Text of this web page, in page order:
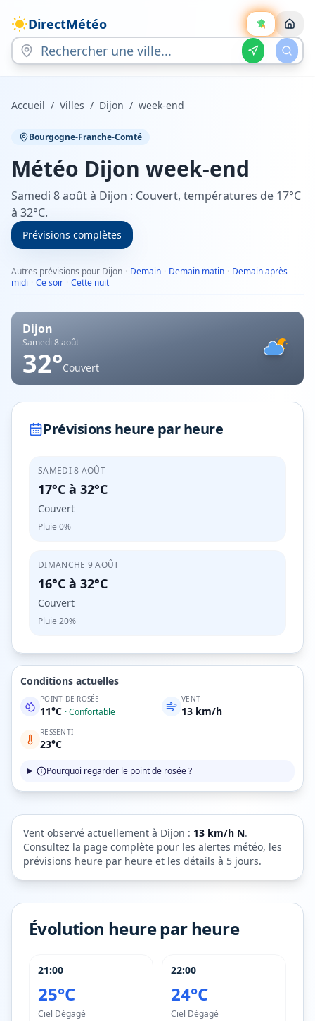
DirectMétéo
Accueil / Villes / Dijon / week-end
Bourgogne-Franche-Comté
Météo Dijon week-end
Samedi 8 août à Dijon : Couvert, températures de 17°C
à 32°C.
Prévisions complètes
Autres prévisions pour Dijon · Demain · Demain matin · Demain après-
midi · Ce soir · Cette nuit
Dijon
Samedi 8 août
32°Couvert
Prévisions heure par heure
SAMEDI 8 AOÛT
17°C à 32°C
Couvert
Pluie 0%
DIMANCHE 9 AOÛT
16°C à 32°C
Couvert
Pluie 20%
Conditions actuelles
POINT DE ROSÉE
11°C ·Confortable
VENT
13 km/h
RESSENTI
23°C
Pourquoi regarder le point de rosée ?
Vent observé actuellement à Dijon : 13 km/h N.
Consultez la page complète pour les alertes météo, les
prévisions heure par heure et les détails à 5 jours.
Évolution heure par heure
21:00
25°C
Ciel Dégagé
22:00
24°C
Ciel Dégagé